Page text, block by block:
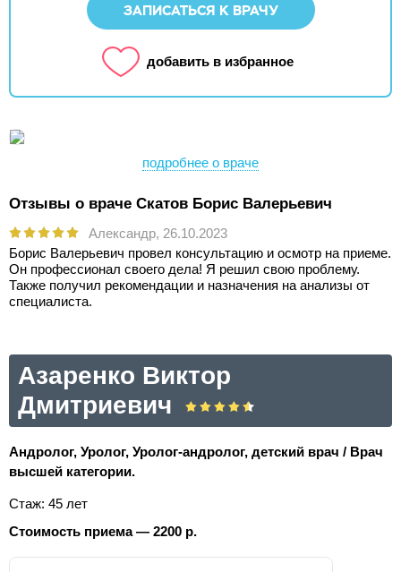
ЗАПИСАТЬСЯ К ВРАЧУ
добавить в избранное
подробнее о враче
Отзывы о враче Скатов Борис Валерьевич
Александр, 26.10.2023
Борис Валерьевич провел консультацию и осмотр на приеме.
Он профессионал своего дела! Я решил свою проблему.
Также получил рекомендации и назначения на анализы от
специалиста.
Азаренко Виктор
Дмитриевич
Андролог, Уролог, Уролог-андролог, детский врач / Врач
высшей категории.
Стаж: 45 лет
Стоимость приема — 2200 р.